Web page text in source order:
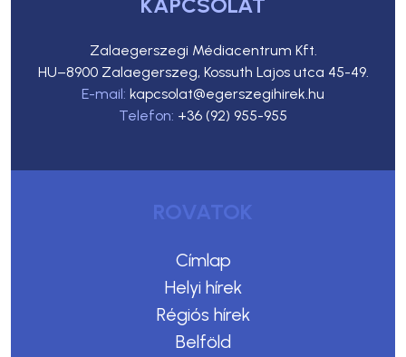
KAPCSOLAT
Zalaegerszegi Médiacentrum Kft.
HU–8900 Zalaegerszeg, Kossuth Lajos utca 45-49.
E-mail: kapcsolat@egerszegihirek.hu
Telefon: +36 (92) 955-955
ROVATOK
Címlap
Helyi hírek
Régiós hírek
Belföld